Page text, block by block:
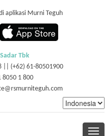
aplikasi Murni Teguh
Tbk
|| (+62) 61-80501900
8050 1 800
Toggle